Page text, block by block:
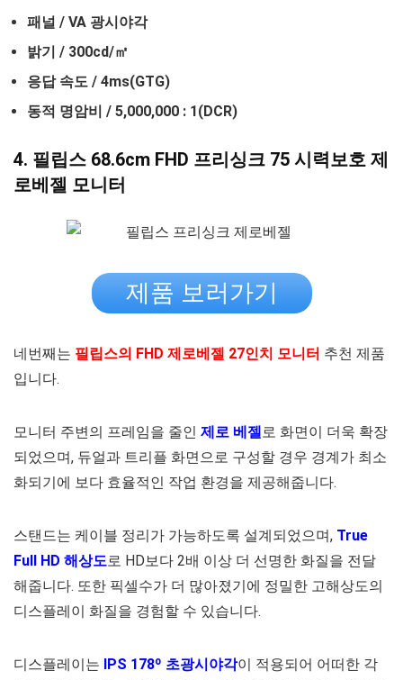
패널 / VA 광시야각
밝기 / 300cd/㎡
응답 속도 / 4ms(GTG)
동적 명암비 / 5,000,000 : 1(DCR)
4. 필립스 68.6cm FHD 프리싱크 75 시력보호 제
로베젤 모니터
제품 보러가기
네번째는 필립스의 FHD 제로베젤 27인치 모니터 추천 제품
입니다.
모니터 주변의 프레임을 줄인 제로 베젤로 화면이 더욱 확장
되었으며, 듀얼과 트리플 화면으로 구성할 경우 경계가 최소
화되기에 보다 효율적인 작업 환경을 제공해줍니다.
스탠드는 케이블 정리가 가능하도록 설계되었으며, True
Full HD 해상도로 HD보다 2배 이상 더 선명한 화질을 전달
해줍니다. 또한 픽셀수가 더 많아졌기에 정밀한 고해상도의
디스플레이 화질을 경험할 수 있습니다.
디스플레이는 IPS 178º 초광시야각이 적용되어 어떠한 각